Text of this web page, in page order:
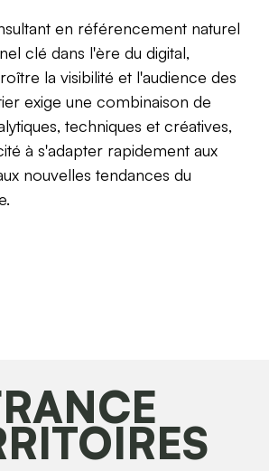
en référencement naturel
clé dans l'ère du digital,
la visibilité et l'audience des
exige une combinaison de
techniques et créatives,
à s'adapter rapidement aux
nouvelles tendances du